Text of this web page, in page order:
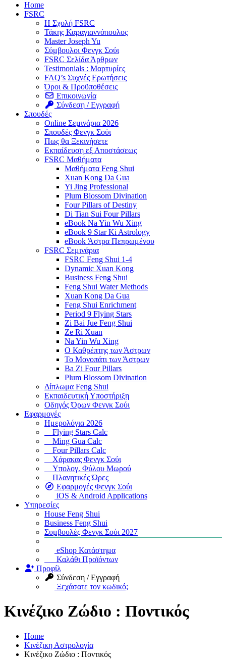
Home
FSRC
Η Σχολή FSRC
Τάκης Καραγιαννόπουλος
Master Joseph Yu
Σύμβουλοι Φενγκ Σούι
FSRC Σελίδα Άρθρων
Testimonials : Μαρτυρίες
FAQ’s Συχνές Ερωτήσεις
Όροι & Προϋποθέσεις
Επικοινωνία
Σύνδεση / Εγγραφή
Σπουδές
Online Σεμινάρια 2026
Σπουδές Φενγκ Σούι
Πως θα Ξεκινήσετε
Εκπαίδευση εξ Αποστάσεως
FSRC Μαθήματα
Μαθήματα Feng Shui
Xuan Kong Da Gua
Yi Jing Professional
Plum Blossom Divination
Four Pillars of Destiny
Di Tian Sui Four Pillars
eBook Na Yin Wu Xing
eBook 9 Star Ki Astrology
eBook Άστρα Πεπρωμένου
FSRC Σεμινάρια
FSRC Feng Shui 1-4
Dynamic Xuan Kong
Business Feng Shui
Feng Shui Water Methods
Xuan Kong Da Gua
Feng Shui Enrichment
Period 9 Flying Stars
Zi Bai Jue Feng Shui
Ze Ri Xuan
Na Yin Wu Xing
Ο Καθρέπτης των Άστρων
Το Μονοπάτι των Άστρων
Ba Zi Four Pillars
Plum Blossom Divination
Δίπλωμα Feng Shui
Εκπαιδευτική Υποστήριξη
Οδηγός Όρων Φενγκ Σούι
Εφαρμογές
Ημερολόγια 2026
Flying Stars Calc
Ming Gua Calc
Four Pillars Calc
Χάρακας Φενγκ Σούι
Υπολογ. Φύλου Μωρού
Πλανητικές Ώρες
Εφαρμογές Φενγκ Σούι
iOS & Android Applications
Υπηρεσίες
House Feng Shui
Business Feng Shui
Συμβουλές Φενγκ Σούι 2027
eShop Κατάστημα
Καλάθι Προϊόντων
Προφίλ
Σύνδεση / Εγγραφή
Ξεχάσατε τον κωδικό;
Κινέζικο Ζώδιο : Ποντικός
Home
Κινέζικη Αστρολογία
Κινέζικο Ζώδιο : Ποντικός